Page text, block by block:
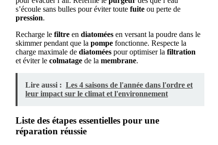
s’écoule sans bulles pour éviter toute fuite ou perte de
pression.
Recharge le filtre en diatomées en versant la poudre dans le
skimmer pendant que la pompe fonctionne. Respecte la
charge maximale de diatomées pour optimiser la filtration
et éviter le colmatage de la membrane.
Lire aussi : Les 4 saisons de l'année dans l'ordre et
leur impact sur le climat et l'environnement
Liste des étapes essentielles pour une
réparation réussie